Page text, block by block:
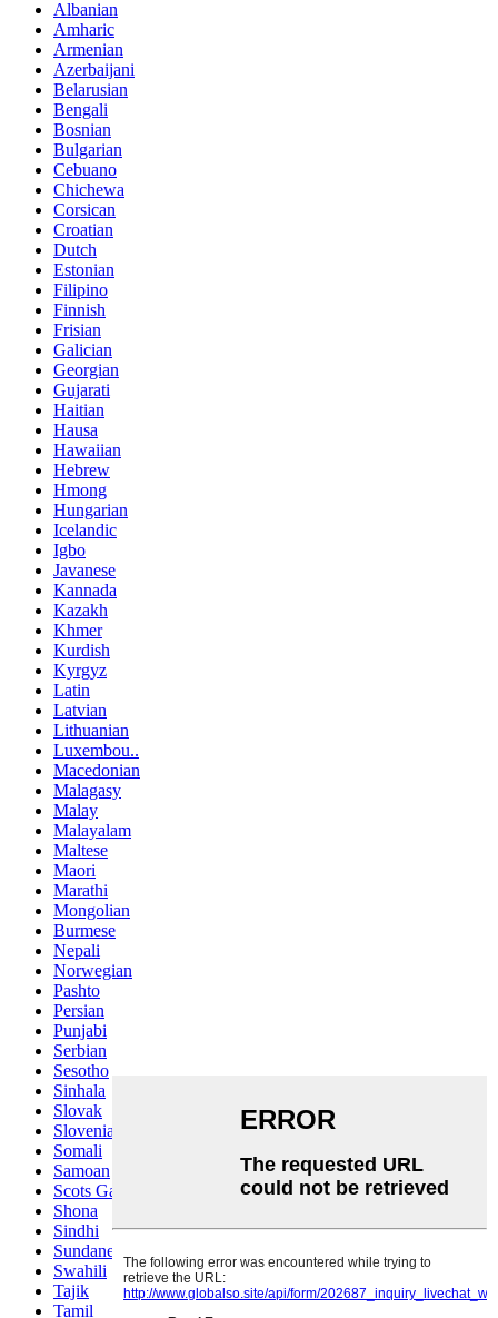
Albanian
Amharic
Armenian
Azerbaijani
Belarusian
Bengali
Bosnian
Bulgarian
Cebuano
Chichewa
Corsican
Croatian
Dutch
Estonian
Filipino
Finnish
Frisian
Galician
Georgian
Gujarati
Haitian
Hausa
Hawaiian
Hebrew
Hmong
Hungarian
Icelandic
Igbo
Javanese
Kannada
Kazakh
Khmer
Kurdish
Kyrgyz
Latin
Latvian
Lithuanian
Luxembou..
Macedonian
Malagasy
Malay
Malayalam
Maltese
Maori
Marathi
Mongolian
Burmese
Nepali
Norwegian
Pashto
Persian
Punjabi
Serbian
Sesotho
Sinhala
Slovak
Slovenian
Somali
Samoan
Scots Gaelic
Shona
Sindhi
Sundanese
Swahili
Tajik
Tamil